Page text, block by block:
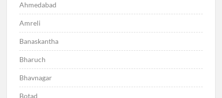
Ahmedabad
Amreli
Banaskantha
Bharuch
Bhavnagar
Botad